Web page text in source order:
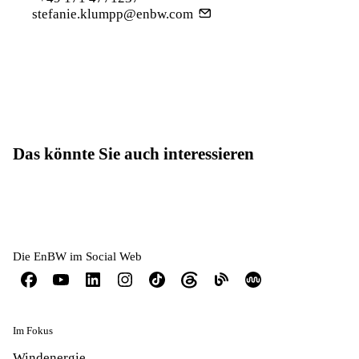
stefanie.klumpp@enbw.com
Das könnte Sie auch interessieren
Die EnBW im Social Web
Im Fokus